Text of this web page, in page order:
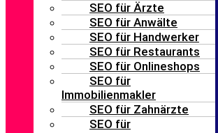
SEO für Ärzte
SEO für Anwälte
SEO für Handwerker
SEO für Restaurants
SEO für Onlineshops
SEO für
Immobilienmakler
SEO für Zahnärzte
SEO für